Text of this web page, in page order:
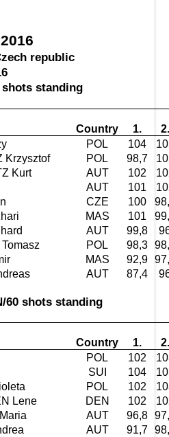
republic
standing
Country 1.
2.
POL 104
Krzysztof POL 98,7
Kurt AUT 102
AUT 101
CZE 100
MAS 101
AUT 99,8
POL 98,3
MAS 92,9
AUT 87,4
60 shots standing
Country 1.
2.
POL 102
SUI 104
POL 102
Lene DEN 102
AUT 96,8
AUT 91,7